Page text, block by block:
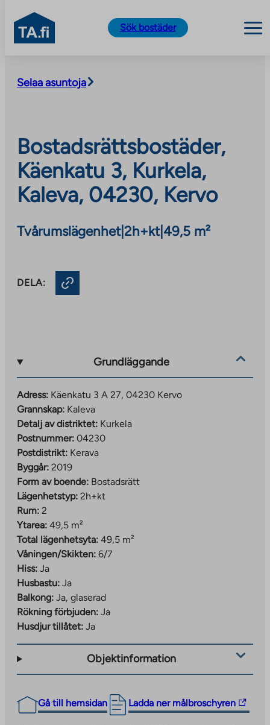
content
TA.fi
Sök bostäder
Selaa asuntoja
Bostadsrättsbostäder,
Käenkatu 3, Kurkela,
Kaleva, 04230, Kervo
Tvårumslägenhet|2h+kt| 49,5 m²
DELA:
Grundläggande
Adress: Käenkatu 3 A 27, 04230 Kervo
Grannskap: Kaleva
Detalj av distriktet: Kurkela
Postnummer: 04230
Postdistrikt: Kerava
Byggår: 2019
Form av boende: Bostadsrätt
Lägenhetstyp: 2h+kt
Rum: 2
Ytarea: 49,5 m²
Total lägenhetsyta: 49,5 m²
Våningen/Skikten: 6/7
Hiss: Ja
Husbastu: Ja
Balkong: Ja, glaserad
Rökning förbjuden: Ja
Husdjur tillåtet: Ja
Objektinformation
Gå till hemsidan Ladda ner målbroschyren
The
link